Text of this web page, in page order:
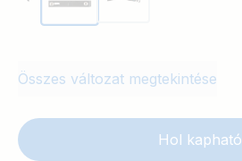
Összes változat megtekintése
Hol kapható